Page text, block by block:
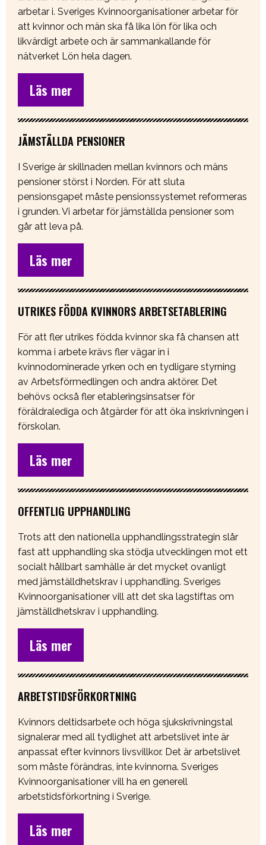
arbetar i. Sveriges Kvinnoorganisationer arbetar för
att kvinnor och män ska få lika lön för lika och
likvärdigt arbete och är sammankallande för
nätverket Lön hela dagen.
Läs mer
JÄMSTÄLLDA PENSIONER
I Sverige är skillnaden mellan kvinnors och mäns
pensioner störst i Norden. För att sluta
pensionsgapet måste pensionssystemet reformeras
i grunden. Vi arbetar för jämställda pensioner som
går att leva på.
Läs mer
UTRIKES FÖDDA KVINNORS ARBETSETABLERING
För att fler utrikes födda kvinnor ska få chansen att
komma i arbete krävs fler vägar in i
kvinnodominerade yrken och en tydligare styrning
av Arbetsförmedlingen och andra aktörer. Det
behövs också fler etableringsinsatser för
föräldralediga och åtgärder för att öka inskrivningen i
förskolan.
Läs mer
OFFENTLIG UPPHANDLING
Trots att den nationella upphandlingsstrategin slår
fast att upphandling ska stödja utvecklingen mot ett
socialt hållbart samhälle är det mycket ovanligt
med jämställdhetskrav i upphandling. Sveriges
Kvinnoorganisationer vill att det ska lagstiftas om
jämställdhetskrav i upphandling.
Läs mer
ARBETSTIDSFÖRKORTNING
Kvinnors deltidsarbete och höga sjukskrivningstal
signalerar med all tydlighet att arbetslivet inte är
anpassat efter kvinnors livsvillkor. Det är arbetslivet
som måste förändras, inte kvinnorna. Sveriges
Kvinnoorganisationer vill ha en generell
arbetstidsförkortning i Sverige.
Läs mer